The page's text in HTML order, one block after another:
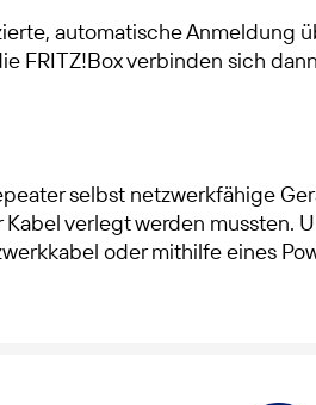
automatische Anmeldung
FRITZ!Box verbinden sich
selbst netzwerkfähige
verlegt werden mussten.
oder mithilfe eines